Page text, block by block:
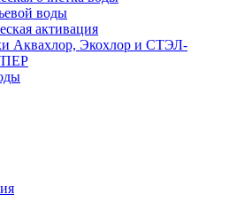
воды
активация
Аквахлор, Экохлор и СТЭЛ-